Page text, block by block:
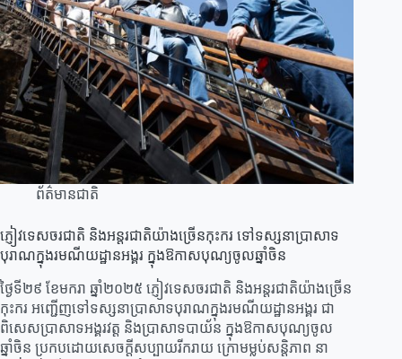
ព័ត៌មានជាតិ
ភ្ញៀវទេសចរជាតិ និងអន្តរជាតិយ៉ាងច្រើនកុះករ ទៅទស្សនាប្រាសាទ
បុរាណក្នុងរមណីយដ្ឋានអង្គរ ក្នុងឱកាសបុណ្យចូលឆ្នាំចិន
ថ្ងៃទី២៩ ខែមករា ឆ្នាំ២០២៥ ភ្ញៀវទេសចរជាតិ និងអន្តរជាតិយ៉ាងច្រើន
កុះករ អញ្ជើញទៅទស្សនាប្រាសាទបុរាណក្នុងរមណីយដ្ឋានអង្គរ ជា
ពិសេសប្រាសាទអង្គរវត្ត និងប្រាសាទបាយ័ន ក្នុងឱកាសបុណ្យចូល
ឆ្នាំចិន ប្រកបដោយសេចក្តីសប្បាយរីករាយ ក្រោមម្លប់សន្តិភាព នា